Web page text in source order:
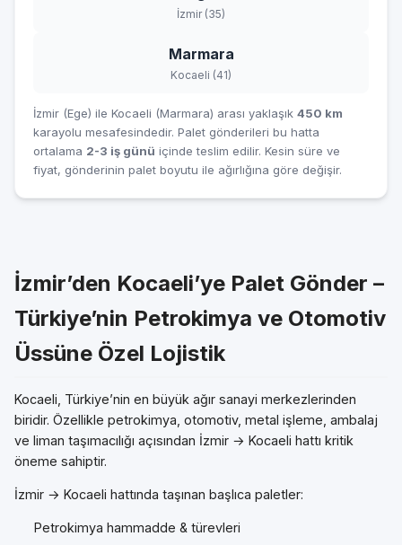
İzmir (35)
Marmara
Kocaeli (41)
İzmir (Ege) ile Kocaeli (Marmara) arası yaklaşık 450 km
karayolu mesafesindedir. Palet gönderileri bu hatta
ortalama 2-3 iş günü içinde teslim edilir. Kesin süre ve
fiyat, gönderinin palet boyutu ile ağırlığına göre değişir.
İzmir’den Kocaeli’ye Palet Gönder –
Türkiye’nin Petrokimya ve Otomotiv
Üssüne Özel Lojistik
Kocaeli, Türkiye’nin en büyük ağır sanayi merkezlerinden
biridir. Özellikle petrokimya, otomotiv, metal işleme, ambalaj
ve liman taşımacılığı açısından İzmir → Kocaeli hattı kritik
öneme sahiptir.
İzmir → Kocaeli hattında taşınan başlıca paletler:
Petrokimya hammadde & türevleri